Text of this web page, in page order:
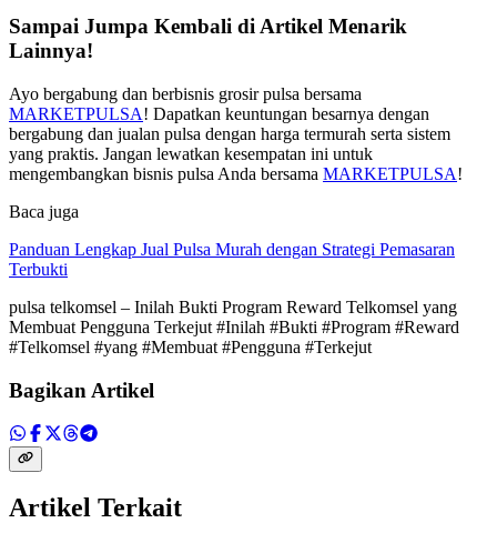
Sampai Jumpa Kembali di Artikel Menarik
Lainnya!
Ayo bergabung dan berbisnis grosir pulsa bersama
MARKETPULSA! Dapatkan keuntungan besarnya dengan
bergabung dan jualan pulsa dengan harga termurah serta sistem
yang praktis. Jangan lewatkan kesempatan ini untuk
mengembangkan bisnis pulsa Anda bersama MARKETPULSA!
Baca juga
Panduan Lengkap Jual Pulsa Murah dengan Strategi Pemasaran
Terbukti
pulsa telkomsel – Inilah Bukti Program Reward Telkomsel yang
Membuat Pengguna Terkejut #Inilah #Bukti #Program #Reward
#Telkomsel #yang #Membuat #Pengguna #Terkejut
Bagikan Artikel
Artikel Terkait